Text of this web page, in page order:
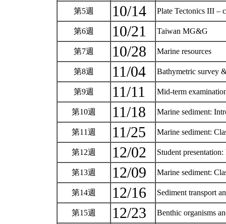
第5週 10/14 Plate Tectonics III –
第6週 10/21 Taiwan MG&G
第7週 10/28 Marine resources
第8週 11/04 Bathymetric survey
第9週 11/11 Mid-term
第10週 11/18 Marine sediment:
第11週 11/25 Marine sediment:
第12週 12/02 Student
第13週 12/09 Marine sediment:
第14週 12/16 Sediment transport
第15週 12/23 Benthic organisms